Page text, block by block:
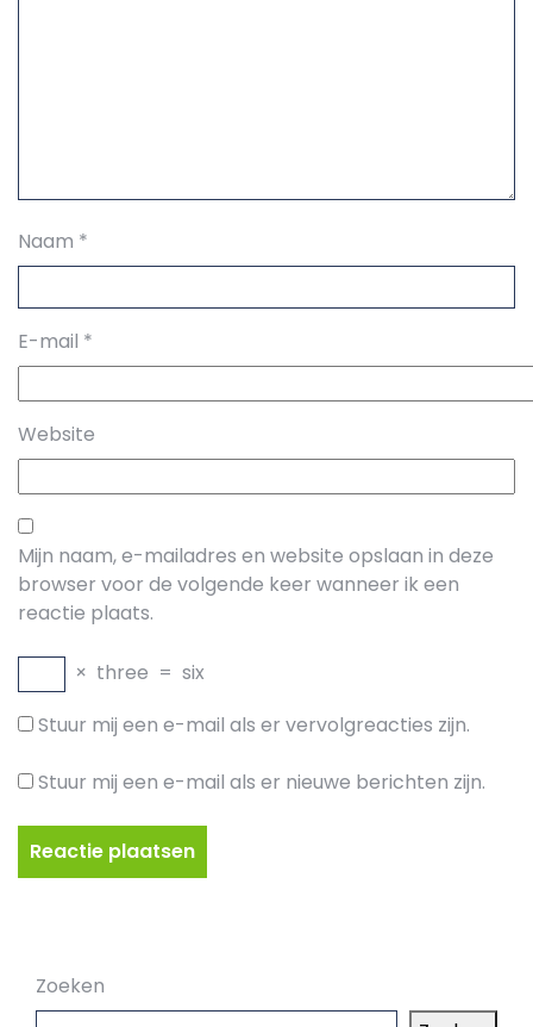
Naam *
E-mail *
Website
Mijn naam, e-mailadres en website opslaan in deze
browser voor de volgende keer wanneer ik een
reactie plaats.
× three = six
Stuur mij een e-mail als er vervolgreacties zijn.
Stuur mij een e-mail als er nieuwe berichten zijn.
Zoeken